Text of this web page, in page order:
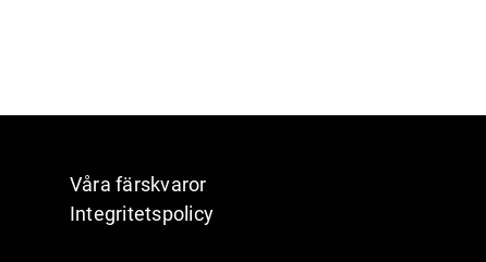
Våra färskvaror
Integritetspolicy